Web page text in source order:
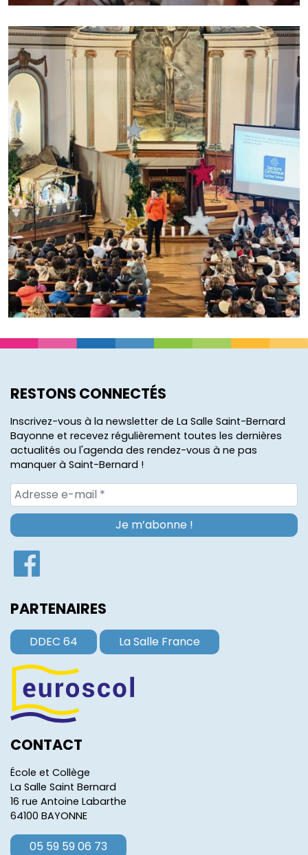
RESTONS CONNECTÉS
Inscrivez-vous à la newsletter de La Salle Saint-Bernard
Bayonne et recevez régulièrement toutes les dernières
actualités ou l'agenda des rendez-vous à ne pas
manquer à Saint-Bernard !
PARTENAIRES
DDEC 64 La Salle France
CONTACT
École et Collège
La Salle Saint Bernard
16 rue Antoine Labarthe
64100 BAYONNE
05 59 59 06 73